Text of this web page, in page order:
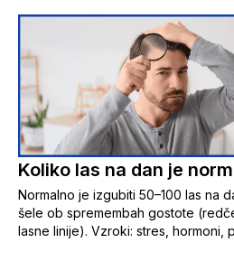
zdravljenje uspešnejše, dokler so
Koliko las na dan je
Normalno je izgubiti 50–100 las na
šele ob spremembah gostote
lasne linije). Vzroki: stres, hormoni,